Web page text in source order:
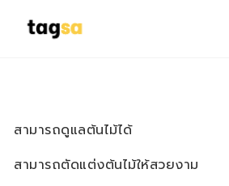
สามารถดูแลต้นไม้ได้
สามารถตัดแต่งต้นไม้ให้สวยงาม